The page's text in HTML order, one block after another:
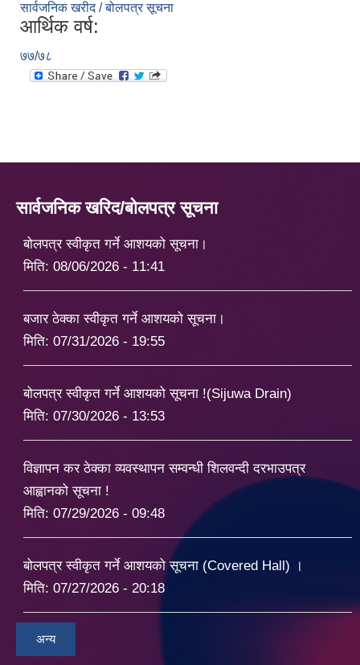
सार्वजनिक खरीद / बोलपत्र सूचना
आर्थिक वर्ष:
७७/७८
सार्वजनिक खरिद/बोलपत्र सूचना
बोलपत्र स्वीकृत गर्ने आशयको सूचना।
मिति: 08/06/2026 - 11:41
बजार ठेक्का स्वीकृत गर्ने आशयको सूचना।
मिति: 07/31/2026 - 19:55
बोलपत्र स्वीकृत गर्ने आशयको सूचना !(Sijuwa Drain)
मिति: 07/30/2026 - 13:53
विज्ञापन कर ठेक्का व्यवस्थापन सम्वन्धी शिलवन्दी दरभाउपत्र
आह्वानको सूचना !
मिति: 07/29/2026 - 09:48
बोलपत्र स्वीकृत गर्ने आशयको सूचना (Covered Hall) ।
मिति: 07/27/2026 - 20:18
अन्य